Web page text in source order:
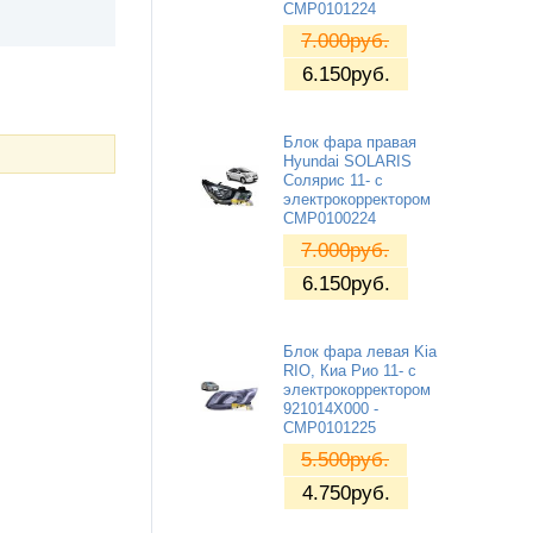
CMP0101224
7.000руб.
6.150руб.
Блок фара правая
Hyundai SOLARIS
Солярис 11- с
электрокорректором
CMP0100224
7.000руб.
6.150руб.
Блок фара левая Kia
RIO, Киа Рио 11- с
электрокорректором
921014X000 -
CMP0101225
5.500руб.
4.750руб.